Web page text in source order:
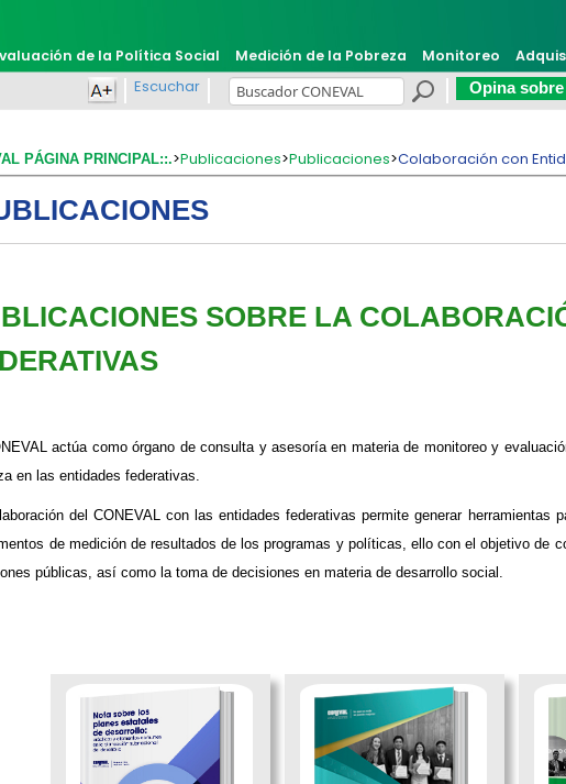
de la Política Social Medición de la Pobreza Monitoreo
Escuchar Opina
PÁGINA PRINCIPAL::.>Publicaciones>Publicaciones>Colaboración con
SOBRE LA
actúa como órgano de consulta y asesoría en materia de monitoreo y
en las entidades federativas.
del CONEVAL con las entidades federativas permite generar herramientas
de medición de resultados de los programas y políticas, ello con el objetivo de
públicas, así como la toma de decisiones en materia de desarrollo social.​